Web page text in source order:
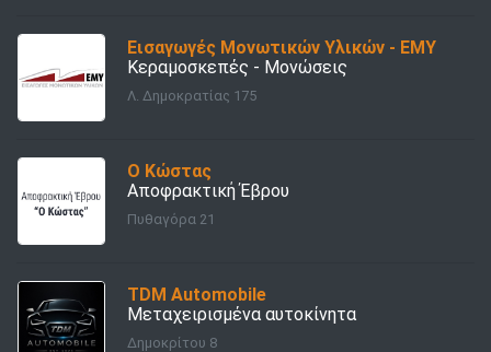
Εισαγωγές Μονωτικών Υλικών - ΕΜΥ
Κεραμοσκεπές - Μονώσεις
Λ. Δημοκρατίας 175
Ο Κώστας
Αποφρακτική Έβρου
Πυθαγόρα 21
TDM Automobile
Μεταχειρισμένα αυτοκίνητα
Δημοκρίτου 8